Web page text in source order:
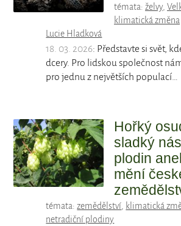
témata: želvy,
klimatická změna
Lucie Hladková
18. 03. 2026: Představte si svět,
dcery. Pro lidskou společnost
pro jednu z největších populací…
Hořký
sladký
plodin
mění
témata:zemědělství, klimatická
netradiční plodiny